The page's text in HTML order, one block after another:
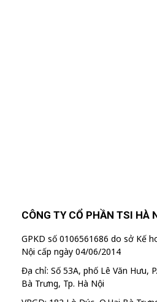
CÔNG TY CỔ PHẦN TSI HÀ
GPKD số 0106561686 do sở Kế
Nội cấp ngày 04/06/2014
Địa chỉ: Số 53A, phố Lê Văn Hưu,
Bà Trưng, Tp. Hà Nội